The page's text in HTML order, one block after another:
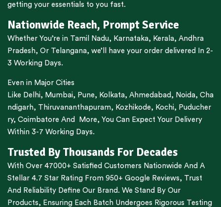
getting your essentials to you fast.
Nationwide Reach, Prompt Service
Whether You’re in Tamil Nadu, Karnataka, Kerala, Andhra
Pradesh, Or Telangana, we’ll have your order delivered In 2-
3 Working Days.
Even in Major Cities
Like Delhi, Mumbai, Pune, Kolkata, Ahmedabad , Noida, Cha
ndigarh, Thiruvananthapuram, Kozhikode, Kochi, Puducher
ry, Coimbatore And More, You Can Expect Your Delivery
Within 3-7 Working Days.
Trusted By Thousands For Decades
With Over 47000+ Satisfied Customers Nationwide And A
Stellar 4.7 Star Rating From 950+ Google Reviews, Trust
And Reliability Define Our Brand. We Stand By Our
Products, Ensuring Each Batch Undergoes Rigorous Testing